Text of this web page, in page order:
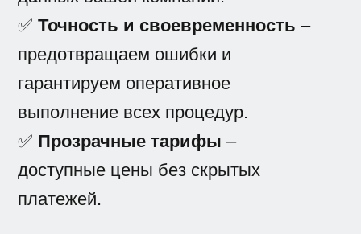
✅Точность и своевременность –
предотвращаем ошибки и
гарантируем оперативное
выполнение всех процедур.
✅ Прозрачные тарифы –
доступные цены без скрытых
платежей.